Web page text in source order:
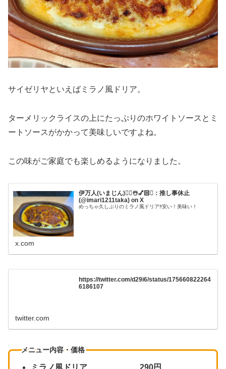
サイゼリヤといえばミラノ風ドリア。
ターメリックライスの上にたっぷりのホワイトソースとミ
ートソースがかかって美味しいですよね。
この味がご家庭でも楽しめるようになりました。
伊万人(いまじん)👯‍♀☃️💅🏻✨️：推し事休止
(@imari1211taka) on X
めっちゃ久しぶりのミラノ風ドリア‼️安い！美味い！
x.com
https://twitter.com/d29i6/status/175660822264
6186107
twitter.com
メニュー内容・価格